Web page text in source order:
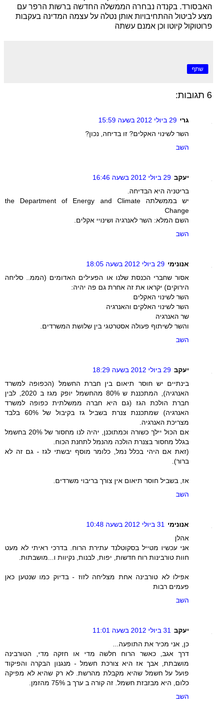
האבסורד. בקנדה נבחרה הממשלה החדשה ברשות הרפר עם
מצע לביטול ההתחיבויות אותן נטלה על עצמה המדינה בעקבות
פרוטוקול קיוטו וכן אמנם עשתה
שתף
6 תגובות:
גרי 29 ביולי 2012 בשעה 15:59
השר לשינוי האקלים? זו בדיחה, נכון?
השב
יעקב 29 ביולי 2012 בשעה 16:46
בריטניה היא הבדיחה.
יש בממשלתה the Department of Energy and Climate
Change
השם המלא: השר לאנרגיה ושינויי אקלים.
השב
אנונימי 29 ביולי 2012 בשעה 18:05
אסור שחברי הכנסת שלנו או הפעילים האדומים (הממ.. סליחה
הירוקים) יקראו את זה אחרת גם פה יהיה:
השר לשינוי האקלים
השר לשינוי האלקים והאנרגיה
שר האנרגיה
והשר לשיתוף פעולה אסטרטגי בין שלושת המשרדים.
השב
יעקב 29 ביולי 2012 בשעה 18:29
בינתיים יש חוסר תיאום בין חברת החשמל (הכפופה למשרד
האנרגיה), המתכננת ש 80% מהחשמל יופק מגז ב 2020, לבין
חברת הולכת הגז (גם היא חברה ממשלתית כפופה למשרד
האנרגיה) שמתכננת צנרת בשביל גז בקיבול של 60% בלבד
מצריכת האנרגיה.
אם הכול יילך כשורה וכמתוכנן, יהיה לנו מחסור של 20% בחשמל
בגלל מחסור בצנרת הולכה מהנמל לתחנת הכוח.
(זאת אם היהי בכלל נמל, כלומר מוסף יבשתי לגז - גם זה לא
ברור).
אז, בשביל חוסר תיאום אין צורך בריבוי משרדים.
השב
אנונימי
31 ביולי 2012 בשעה 10:48
אהלן
אני עכשיו מטייל בסקוטלנד עתירת הרוח. בדרכי ראיתי לא מעט
חוות טורבינות רוח חדשות, יפות, לבנות, נקיוות ו...מושבתות.
אפילו לא טורבינה אחת מצליחה לזוז - בדיוק כמו שנטען כאן
פעמים רבות
השב
יעקב 31 ביולי 2012 בשעה 11:01
כן, אני מכיר את התופעה...
דרך אגב, כאשר הרוח חלשה מדי או חזקה מדי, הטורבינה
מושבתת, אבך אז היא צורכת חשמל - מנגנון הבקרה והפיקוד
פועל על חשמל שהיא מקבלת מהרשת. לא רק שהיא לא מפיקה
כלום, היא מבזבזת חשמל. זה קורה ב ערך ב 75% מהזמן.
השב